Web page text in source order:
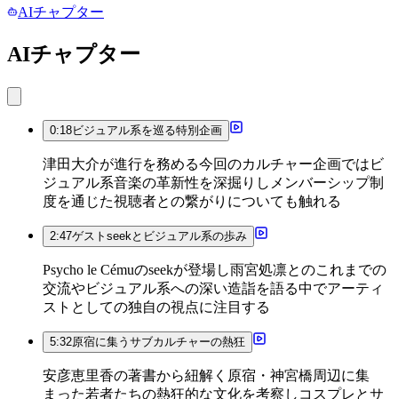
AIチャプター
AIチャプター
0:18ビジュアル系を巡る特別企画
津田大介が進行を務める今回のカルチャー企画ではビ
ジュアル系音楽の革新性を深掘りしメンバーシップ制
度を通じた視聴者との繋がりについても触れる
2:47ゲストseekとビジュアル系の歩み
Psycho le Cémuのseekが登場し雨宮処凛とのこれまでの
交流やビジュアル系への深い造詣を語る中でアーティ
ストとしての独自の視点に注目する
5:32原宿に集うサブカルチャーの熱狂
安彦恵里香の著書から紐解く原宿・神宮橋周辺に集
まった若者たちの熱狂的な文化を考察しコスプレとサ